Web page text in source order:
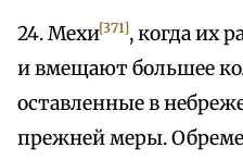
24. Мехи[371], когда их
и вмещают большее
оставленные в
прежней меры.